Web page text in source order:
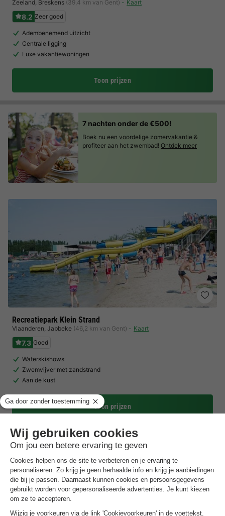
Zeeland, Breskens (39,4 km van Gent) Kaart
8.2 Zeer goed
Adembenemend uitzicht
Centrale ligging
Luxe vakantiewoningen
Toon prijzen
Recreatiepark Klein Strand
Vlaanderen, Jabbeke (46,2 km van Gent) Kaart
7.3 Goed
Waterskishows
Zwemvijver met zandstrand
Aan de kust
Toon prijzen
7 nachten onder de €500!
Boek nu een voordelige zomervakantie &
profiteer aan het zwembad! Ontdek meer